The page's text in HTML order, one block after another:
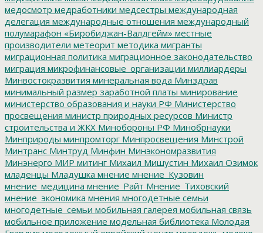
медосмотр медработники медсестры международная
делегация международные отношения международный
полумарафон «Биробиджан-Валдгейм» местные
производители метеорит методика мигранты
миграционная политика миграционное законодательство
миграция микрофинансовые_организации миллиардеры
Минвостокразвития минеральная вода Минздрав
минимальный размер заработной платы минирование
министерство образования и науки РФ Министерство
просвещения министр природных ресурсов Министр
строительства и ЖКХ Минобороны РФ Минобрнауки
Минприроды минпромторг Минпросвещения Минстрой
Минтранс Минтруд Минфин Минэкономразвития
Минэнерго МИР митинг Михаил Мишустин Михаил Озимок
младенцы Младушка мнение мнение_Кузовин
мнение_медицина мнение_Райт Мнение_Тиховский
мнение_экономика мнения многодетные семьи
многодетные_семьи мобильная галерея мобильная связь
мобильное приложение модельная библиотека Молодая